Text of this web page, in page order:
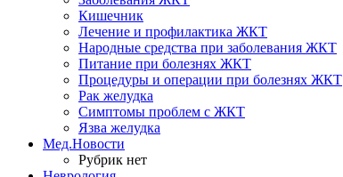
Кишечник
Лечение и профилактика ЖКТ
Народные средства при заболевания ЖКТ
Питание при болезнях ЖКТ
Процедуры и операции при болезнях ЖКТ
Рак желудка
Симптомы проблем с ЖКТ
Язва желудка
Мед.Новости
Рубрик нет